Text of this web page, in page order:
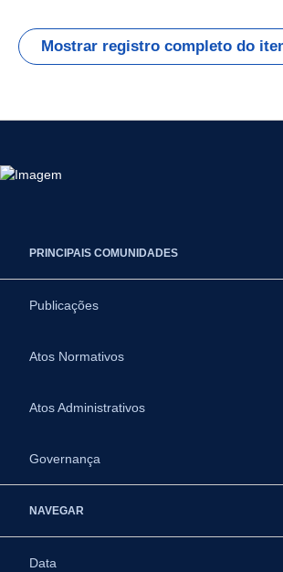
Mostrar registro completo do
PRINCIPAIS COMUNIDADES
Publicações
Atos Normativos
Atos Administrativos
Governança
NAVEGAR
Data